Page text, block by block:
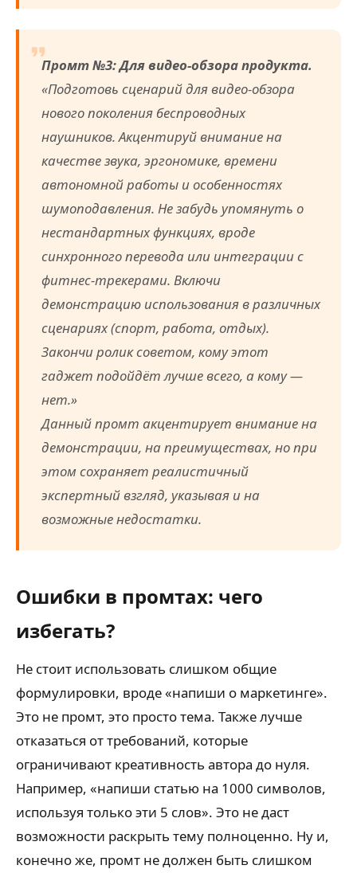
Промт №3: Для видео-обзора продукта.
«Подготовь сценарий для видео-обзора
нового поколения беспроводных
наушников. Акцентируй внимание на
качестве звука, эргономике, времени
автономной работы и особенностях
шумоподавления. Не забудь упомянуть о
нестандартных функциях, вроде
синхронного перевода или интеграции с
фитнес-трекерами. Включи
демонстрацию использования в различных
сценариях (спорт, работа, отдых).
Закончи ролик советом, кому этот
гаджет подойдёт лучше всего, а кому —
нет.»
Данный промт акцентирует внимание на
демонстрации, на преимуществах, но при
этом сохраняет реалистичный
экспертный взгляд, указывая и на
возможные недостатки.
Ошибки в промтах: чего
избегать?
Не стоит использовать слишком общие
формулировки, вроде «напиши о маркетинге».
Это не промт, это просто тема. Также лучше
отказаться от требований, которые
ограничивают креативность автора до нуля.
Например, «напиши статью на 1000 символов,
используя только эти 5 слов». Это не даст
возможности раскрыть тему полноценно. Ну и,
конечно же, промт не должен быть слишком